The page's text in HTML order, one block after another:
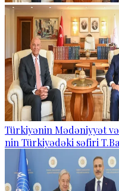
Türkiyənin Mədəniyyət
nin Türkiyədəki səfiri